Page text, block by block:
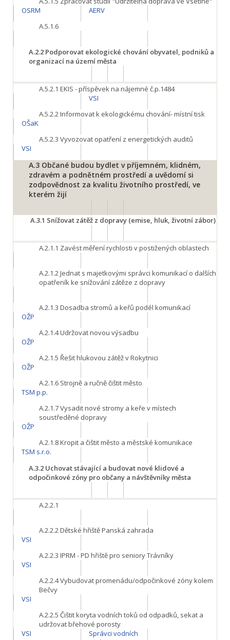
OSRM
AERV
A.5.1.6
A.2.2 Podporovat ekologické chování obyvatel, podniků a
organizací na území města
A.5.2.1 EKIS - příspěvek na nájemné č.p.1484
VSI
A.5.2.2Informovat k ekologickému chování- místní tisk
OŠaK
A.5.2.3 Vyvozovat opatření z energetických auditů
VSI
A.3 Občané budou bydlet v příjemném, klidném,
zdravém a podnětném prostředí a uvědomí si
zodpovědnost za kvalitu životního prostředí, ve
kterém žijí
A.3.1 Snížovat zátěž z dopravy (emise, hluk, životní zábor)
A.2.1.1 Zavést měření rychlosti v postižených oblastech
A.2.1.2Jednat s majetkovými správci komunikací o dalších
opatřeník ke snížování zátěze z dopravy
A.2.1.3 Dosadba stromů a keřů podél komunikací
OŽP
A.2.1.4Udržovat novou výsadbu
OŽP
A.2.1.5 Řešit hlukovou zátěž v Rokytnici
OŽP
A.2.1.6 Strojně a ručně čištit město
TSM p.p.
A.2.1.7Vysadit nové stromy a keře v místech
soustředěné dopravy
OŽP
A.2.1.8Kropit a čištit město a městské komunikace
TSM s.r.o.
A.3.2 Uchovat stávající a budovat nové klidové a
odpočinkové zóny pro občany a návštěvníky města
A.2.2.1
A.2.2.2Dětské hřiště Panská zahrada
VSI
A.2.2.3 IPRM - PD hřiště pro seniory Trávníky
VSI
A.2.2.4Vybudovat promenádu/odpočinkové zóny kolem
Bečvy
VSI
A.2.2.5 Čištit koryta vodních toků od odpadků, sekat a
udržovat břehové porosty
VSI
Správci vodních